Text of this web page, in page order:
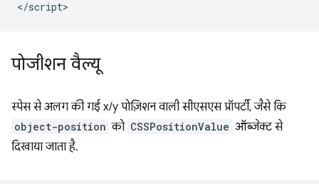
पोजीशन वैल्यू
स्पेस से अलग की गई x/y पोज़िशन वाली सीएसएस प्रॉपर्टी, जैसे कि
object-position को CSSPositionValue ऑब्जेक्ट से
दिखाया जाता है.